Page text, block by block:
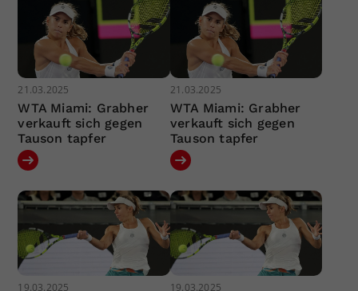
21.03.2025
WTA Miami: Grabher
verkauft sich gegen
Tauson tapfer
21.03.2025
WTA Miami: Grabher
verkauft sich gegen
Tauson tapfer
19.03.2025 19.03.2025